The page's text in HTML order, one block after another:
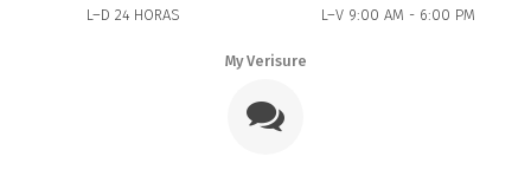
L–D 24 HORAS L–V 9:00 AM - 6:00 PM
My Verisure